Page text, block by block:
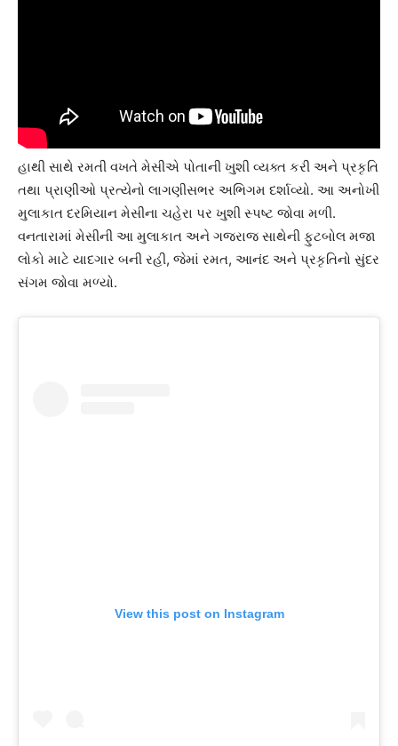
હાથી સાથે રમતી વખતે મેસીએ પોતાની ખુશી વ્યક્ત કરી અને પ્રકૃતિ
તથા પ્રાણીઓ પ્રત્યેનો લાગણીસભર અભિગમ દર્શાવ્યો. આ અનોખી
મુલાકાત દરમિયાન મેસીના ચહેરા પર ખુશી સ્પષ્ટ જોવા મળી.
વનતારામાં મેસીની આ મુલાકાત અને ગજરાજ સાથેની ફુટબોલ મજા
લોકો માટે યાદગાર બની રહી, જેમાં રમત, આનંદ અને પ્રકૃતિનો સુંદર
સંગમ જોવા મળ્યો.
View this post on Instagram